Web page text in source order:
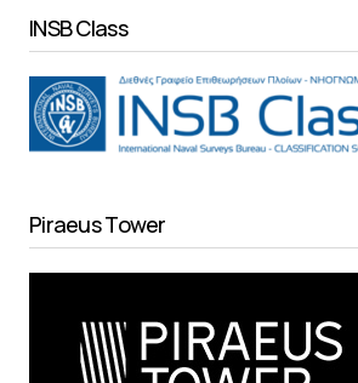
INSB Class
Piraeus Tower